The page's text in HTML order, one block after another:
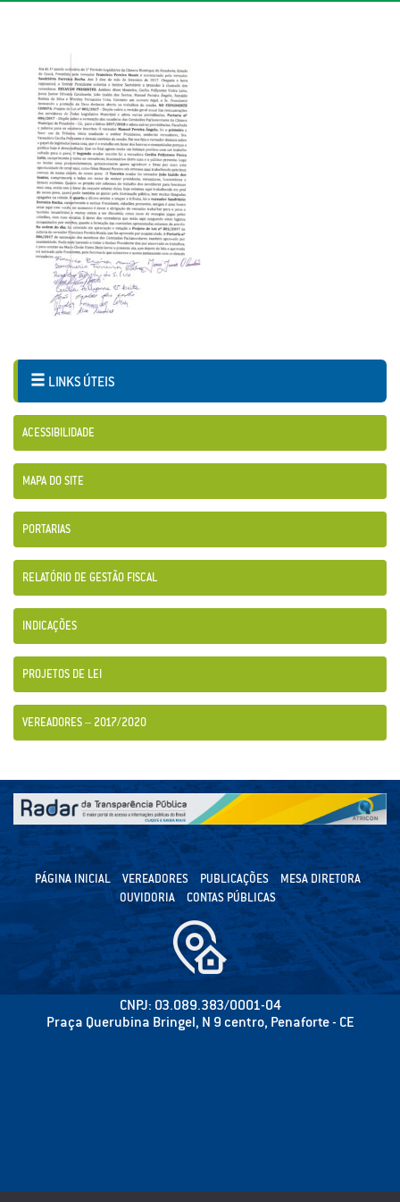
LINKS ÚTEIS
ACESSIBILIDADE
MAPA DO SITE
PORTARIAS
RELATÓRIO DE GESTÃO FISCAL
INDICAÇÕES
PROJETOS DE LEI
VEREADORES – 2017/2020
PÁGINA INICIAL VEREADORES PUBLICAÇÕES
MESA DIRETORA
OUVIDORIA
CONTAS PÚBLICAS
CNPJ: 03.089.383/0001-04
Praça Querubina Bringel, N 9 centro, Penaforte - CE